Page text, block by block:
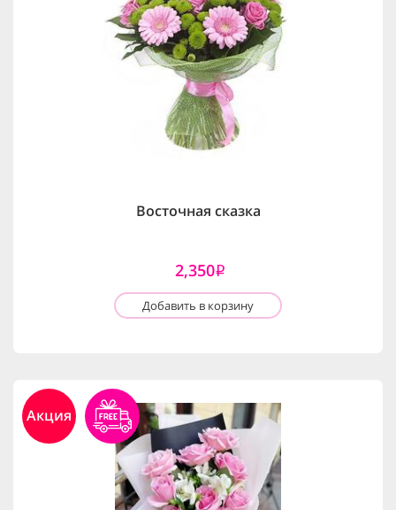
Восточная сказка
2,350i
Добавить в корзину
Акция